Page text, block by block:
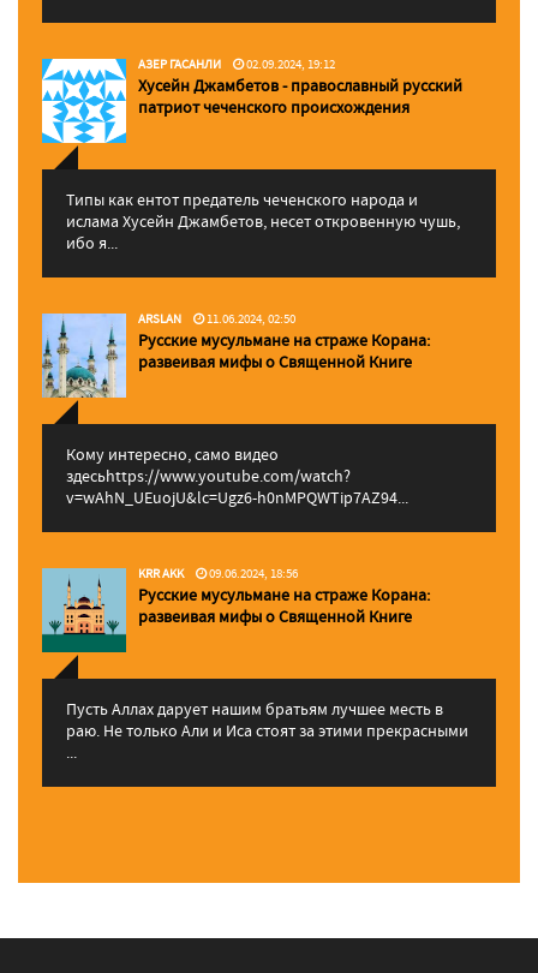
АЗЕР ГАСАНЛИ 02.09.2024, 19:12
Хусейн Джамбетов - православный русский
патриот чеченского происхождения
Типы как ентот предатель чеченского народа и
ислама Хусейн Джамбетов, несет откровенную чушь,
ибо я...
ARSLAN 11.06.2024, 02:50
Русские мусульмане на страже Корана:
pазвеивая мифы о Священной Книге
Кому интересно, само видео
здесьhttps://www.youtube.com/watch?
v=wAhN_UEuojU&lc=Ugz6-h0nMPQWTip7AZ94...
KRR AKK 09.06.2024, 18:56
Русские мусульмане на страже Корана:
pазвеивая мифы о Священной Книге
Пусть Аллах дарует нашим братьям лучшее месть в
раю. Не только Али и Иса стоят за этими прекрасными
...